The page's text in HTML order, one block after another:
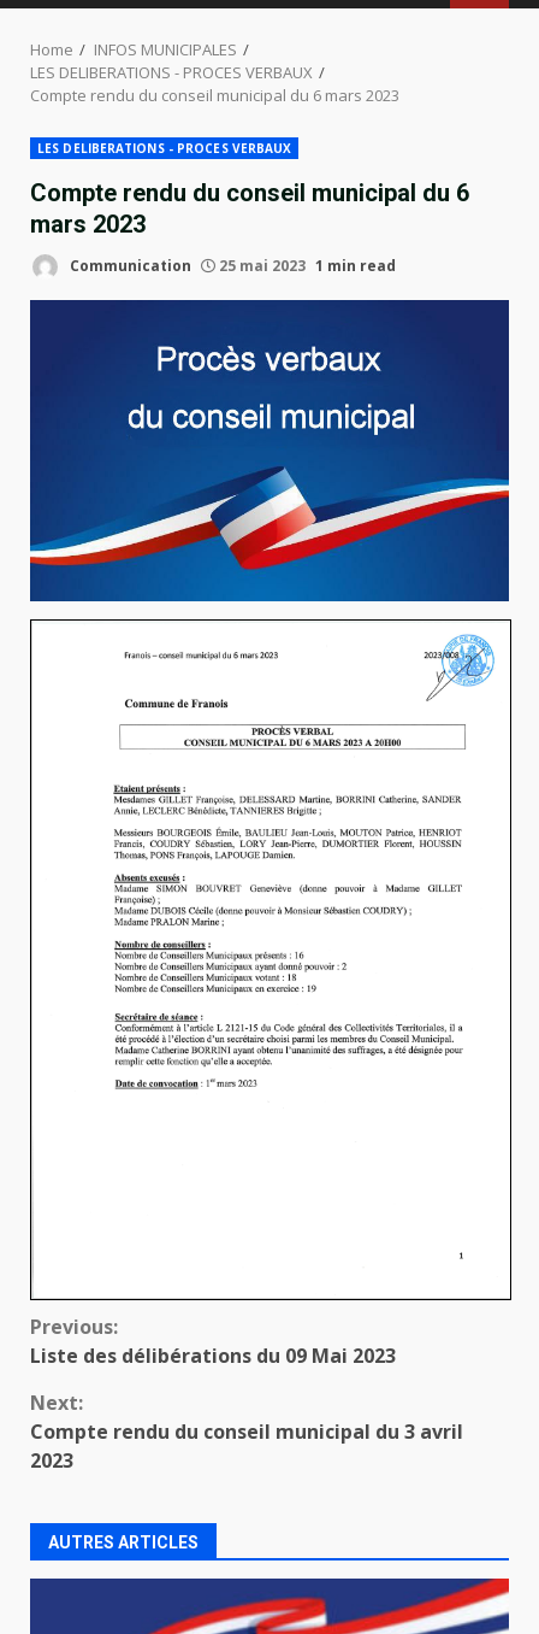
Home
INFOS MUNICIPALES
LES DELIBERATIONS - PROCES VERBAUX
Compte rendu du conseil municipal du 6 mars 2023
LES DELIBERATIONS - PROCES VERBAUX
Compte rendu du conseil municipal du 6
mars 2023
Communication 25 mai 2023 1 min read
Continue
Previous:
Liste des délibérations du 09 Mai 2023
Next:
Compte rendu du conseil municipal du 3 avril
2023
AUTRES ARTICLES